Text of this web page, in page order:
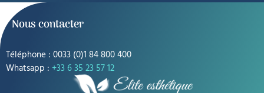
Nous contacter
Téléphone : 0033 (0)1 84 800 400
Whatsapp : +33 6 35 23 57 12